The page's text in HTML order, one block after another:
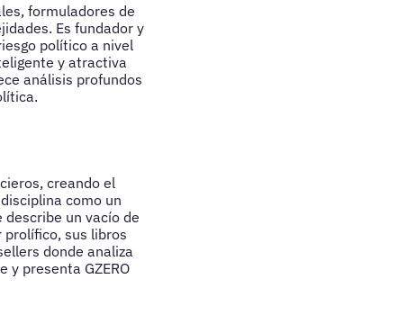
formuladores de
Es fundador y
político a nivel
y atractiva
análisis profundos
creando el
como un
describe un vacío de
prolífico, sus libros
donde analiza
y presenta GZERO